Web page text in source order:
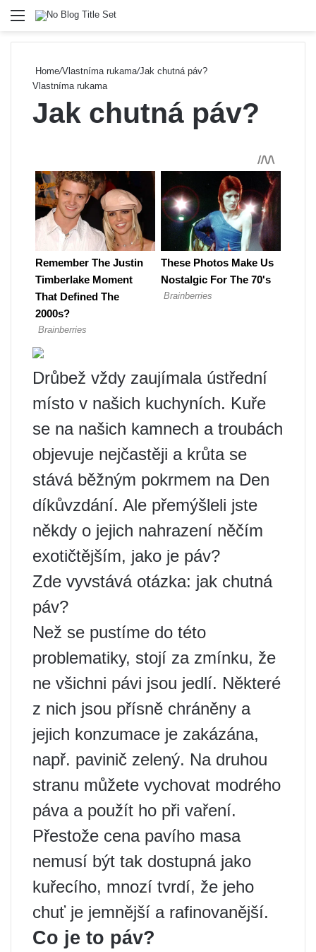
Menu
Home/Vlastníma rukama/Jak chutná páv?
Vlastníma rukama
Jak chutná páv?
Drůbež vždy zaujímala ústřední
místo v našich kuchyních. Kuře
se na našich kamnech a troubách
objevuje nejčastěji a krůta se
stává běžným pokrmem na Den
díkůvzdání. Ale přemýšleli jste
někdy o jejich nahrazení něčím
exotičtějším, jako je páv?
Zde vyvstává otázka: jak chutná
páv?
Než se pustíme do této
problematiky, stojí za zmínku, že
ne všichni pávi jsou jedlí. Některé
z nich jsou přísně chráněny a
jejich konzumace je zakázána,
např. pavinič zelený. Na druhou
stranu můžete vychovat modrého
páva a použít ho při vaření.
Přestože cena pavího masa
nemusí být tak dostupná jako
kuřecího, mnozí tvrdí, že jeho
chuť je jemnější a rafinovanější.
Co je to páv?